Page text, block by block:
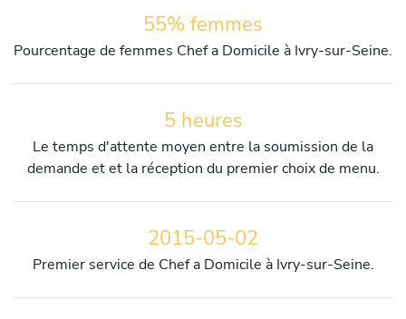
55% femmes
Pourcentage de femmes Chef a Domicile à Ivry-sur-Seine.
5 heures
Le temps d'attente moyen entre la soumission de la
demande et et la réception du premier choix de menu.
2015-05-02
Premier service de Chef a Domicile à Ivry-sur-Seine.